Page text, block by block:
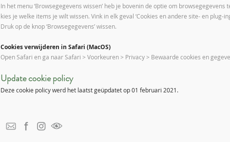
In het menu ‘Browsegegevens wissen’ heb je bovenin de optie om
kies je welke items je wilt wissen. Vink in elk geval ‘Cookies en andere site- en plug-
Druk op de knop ‘Browsegegevens’ wissen.
Cookies verwijderen in Safari (MacOS)
Open Safari en ga naar Safari > Voorkeuren > Privacy > Bewaarde cookies en
Update cookie policy
Deze cookie policy werd het laatst geüpdatet op 01 februari 2021.